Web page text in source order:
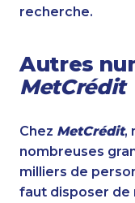
recherche.
Autres
MetCrédit
Chez MetCrédit,
nombreuses
milliers de
faut disposer de